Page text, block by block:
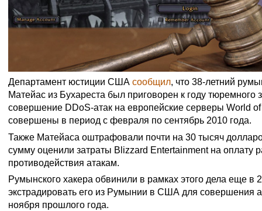
Департамент юстиции США сообщил, что 38-летний
Матейас из Бухареста был приговорен к году тюремного
совершение DDoS-атак на европейские серверы World
совершены в период с февраля по сентябрь 2010 года.
Также Матейаса оштрафовали почти на 30 тысяч
сумму оценили затраты Blizzard Entertainment на оплату
противодействия атакам.
Румынского хакера обвинили в рамках этого дела еще в
экстрадировать его из Румынии в США для совершения
ноября прошлого года.